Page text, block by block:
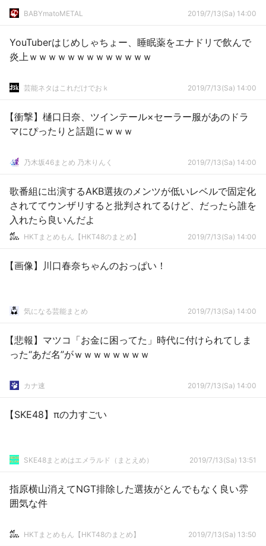
BABYmatoMETAL 2019/7/13(Sa) 14:00
YouTuberはじめしゃちょー、睡眠薬をエナドリで飲んで
炎上ｗｗｗｗｗｗｗｗｗｗｗｗｗ
芸能ネタはこれだけでおｋ 2019/7/13(Sa) 14:00
【衝撃】樋口日奈、ツインテール×セーラー服があのドラ
マにぴったりと話題にｗｗｗ
乃木坂46まとめ 乃木りんく 2019/7/13(Sa) 14:00
歌番組に出演するAKB選抜のメンツが低いレベルで固定化
されててウンザリすると批判されてるけど、だったら誰を
入れたら良いんだよ
HKTまとめもん【HKT48のまとめ】 2019/7/13(Sa) 14:00
【画像】川口春奈ちゃんのおっぱい！
気になる芸能まとめ 2019/7/13(Sa) 14:00
【悲報】マツコ「お金に困ってた」時代に付けられてしま
った“あだ名”がｗｗｗｗｗｗｗｗ
カナ速 2019/7/13(Sa) 14:00
【SKE48】πの力すごい
SKE48まとめはエメラルド（まとえめ） 2019/7/13(Sa) 13:51
指原横山消えてNGT排除した選抜がとんでもなく良い雰
囲気な件
HKTまとめもん【HKT48のまとめ】 2019/7/13(Sa) 13:50